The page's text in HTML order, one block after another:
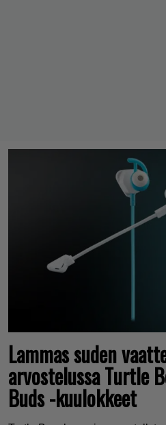
Lammas suden
arvostelussa Turtle
Buds -kuulokkeet